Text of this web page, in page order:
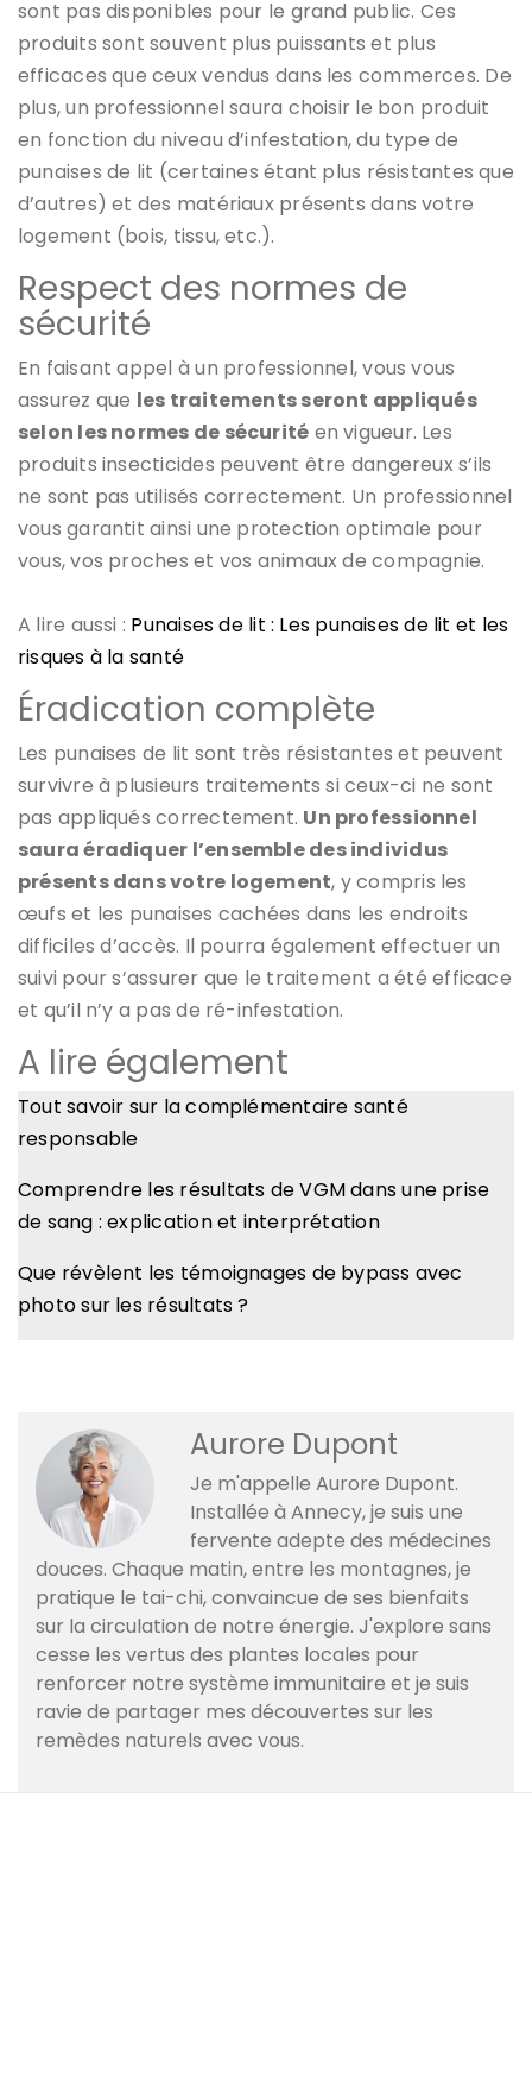
sont pas disponibles pour le grand public. Ces
produits sont souvent plus puissants et plus
efficaces que ceux vendus dans les commerces. De
plus, un professionnel saura choisir le bon produit
en fonction du niveau d’infestation, du type de
punaises de lit (certaines étant plus résistantes que
d’autres) et des matériaux présents dans votre
logement (bois, tissu, etc.).
Respect des normes de
sécurité
En faisant appel à un professionnel, vous vous
assurez que les traitements seront appliqués
selon les normes de sécurité en vigueur. Les
produits insecticides peuvent être dangereux s’ils
ne sont pas utilisés correctement. Un professionnel
vous garantit ainsi une protection optimale pour
vous, vos proches et vos animaux de compagnie.
A lire aussi : Punaises de lit : Les punaises de lit et les
risques à la santé
Éradication complète
Les punaises de lit sont très résistantes et peuvent
survivre à plusieurs traitements si ceux-ci ne sont
pas appliqués correctement. Un professionnel
saura éradiquer l’ensemble des individus
présents dans votre logement, y compris les
œufs et les punaises cachées dans les endroits
difficiles d’accès. Il pourra également effectuer un
suivi pour s’assurer que le traitement a été efficace
et qu’il n’y a pas de ré-infestation.
A lire également
Tout savoir sur la complémentaire santé
responsable
Comprendre les résultats de VGM dans une prise
de sang : explication et interprétation
Que révèlent les témoignages de bypass avec
photo sur les résultats ?
Aurore Dupont
Je m'appelle Aurore Dupont.
Installée à Annecy, je suis une
fervente adepte des médecines
douces. Chaque matin, entre les montagnes, je
pratique le tai-chi, convaincue de ses bienfaits
sur la circulation de notre énergie. J'explore sans
cesse les vertus des plantes locales pour
renforcer notre système immunitaire et je suis
ravie de partager mes découvertes sur les
remèdes naturels avec vous.